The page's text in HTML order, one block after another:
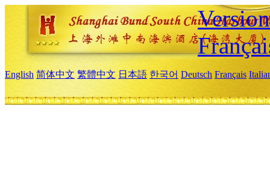
English 简体中文 繁體中文 日本語 한국어 Deutsch Français